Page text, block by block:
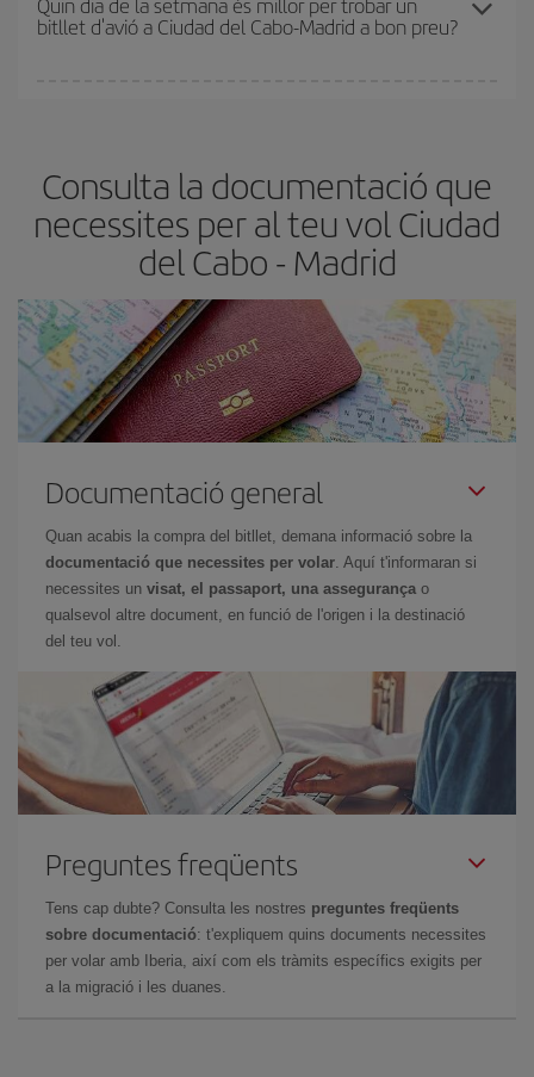
més barat.
bitllet d'avió a Ciudad del Cabo-Madrid a bon preu?
barats et sortiran. A més, si tens flexibilitat amb les dates i els
horaris del viatge, podràstriar el preu més barat.
Consulta la documentació que
necessites per al teu vol Ciudad
del Cabo - Madrid
Documentació general
Quan acabis la compra del bitllet, demana informació sobre la
documentació que necessites per volar. Aquí t'informaran si
necessites un visat, el passaport, una assegurança o
qualsevol altre document, en funció de l'origen i la destinació
del teu vol.
Preguntes freqüents
Tens cap dubte? Consulta les nostres preguntes freqüents
sobre documentació: t'expliquem quins documents necessites
per volar amb Iberia, així com els tràmits específics exigits per
a la migració i les duanes.